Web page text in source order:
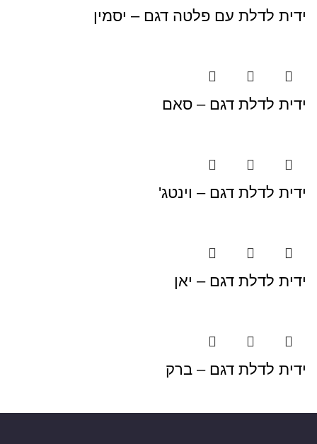
ידית לדלת עם פלטה דגם – יסמין
ידית לדלת דגם – סאם
ידית לדלת דגם – וינטג'
ידית לדלת דגם – יאן
ידית לדלת דגם – ברק